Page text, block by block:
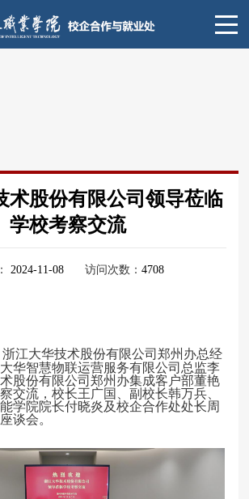
术股份有限公司领导莅临
学校考察交流
2024-11-08 访问次数： 4708
江大华技术股份有限公司郑州办总经
华智慧物联运营服务有限公司总监李
股份有限公司郑州办集成客户部董艳
交流，校长王广国、副校长韩万兵、
能学院院长付晓炎及校企合作处处长周
谈会。